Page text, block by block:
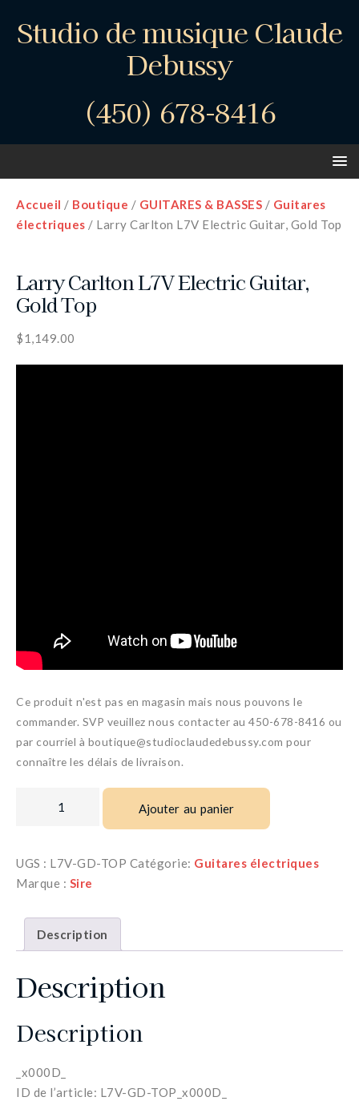
Studio de musique Claude
Debussy
(450) 678-8416
Accueil / Boutique / GUITARES & BASSES / Guitares
électriques / Larry Carlton L7V Electric Guitar, Gold Top
Larry Carlton L7V Electric Guitar,
Gold Top
$1,149.00
Ce produit n'est pas en magasin mais nous pouvons le
commander. SVP veuillez nous contacter au 450-678-8416 ou
par courriel à boutique@studioclaudedebussy.com pour
connaître les délais de livraison.
Ajouter au panier
UGS : L7V-GD-TOP Catégorie: Guitares électriques
Marque : Sire
Description
Description
Description
_x000D_
ID de l’article: L7V-GD-TOP_x000D_